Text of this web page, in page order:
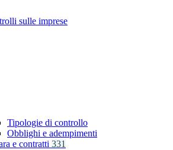
sulle imprese
Tipologie di controllo
Obblighi e adempimenti
e contratti 331